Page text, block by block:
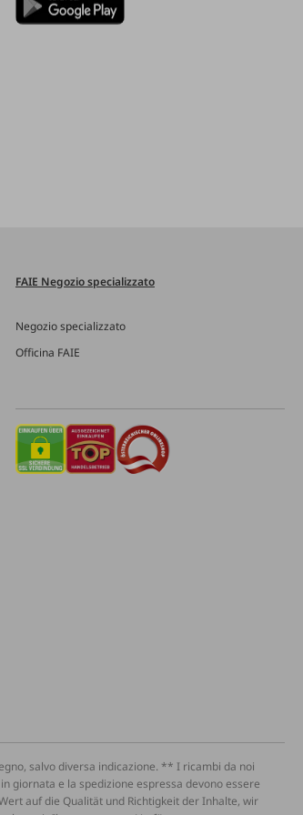
FAIE Negozio specializzato
Negozio specializzato
Officina FAIE
salvo diversa indicazione. ** I ricambi da noi
giornata e la spedizione espressa devono essere
auf die Qualität und Richtigkeit der Inhalte, wir